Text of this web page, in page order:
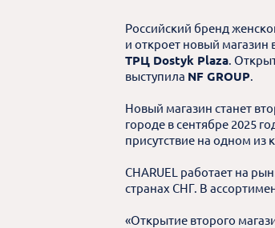
Российский бренд
и откроет новый
ТРЦ Dostyk Plaza.
выступила NF GROUP.
Новый магазин станет
городе в сентябре 2025
присутствие на одном
CHARUEL работает на
странах СНГ. В
«Открытие второго